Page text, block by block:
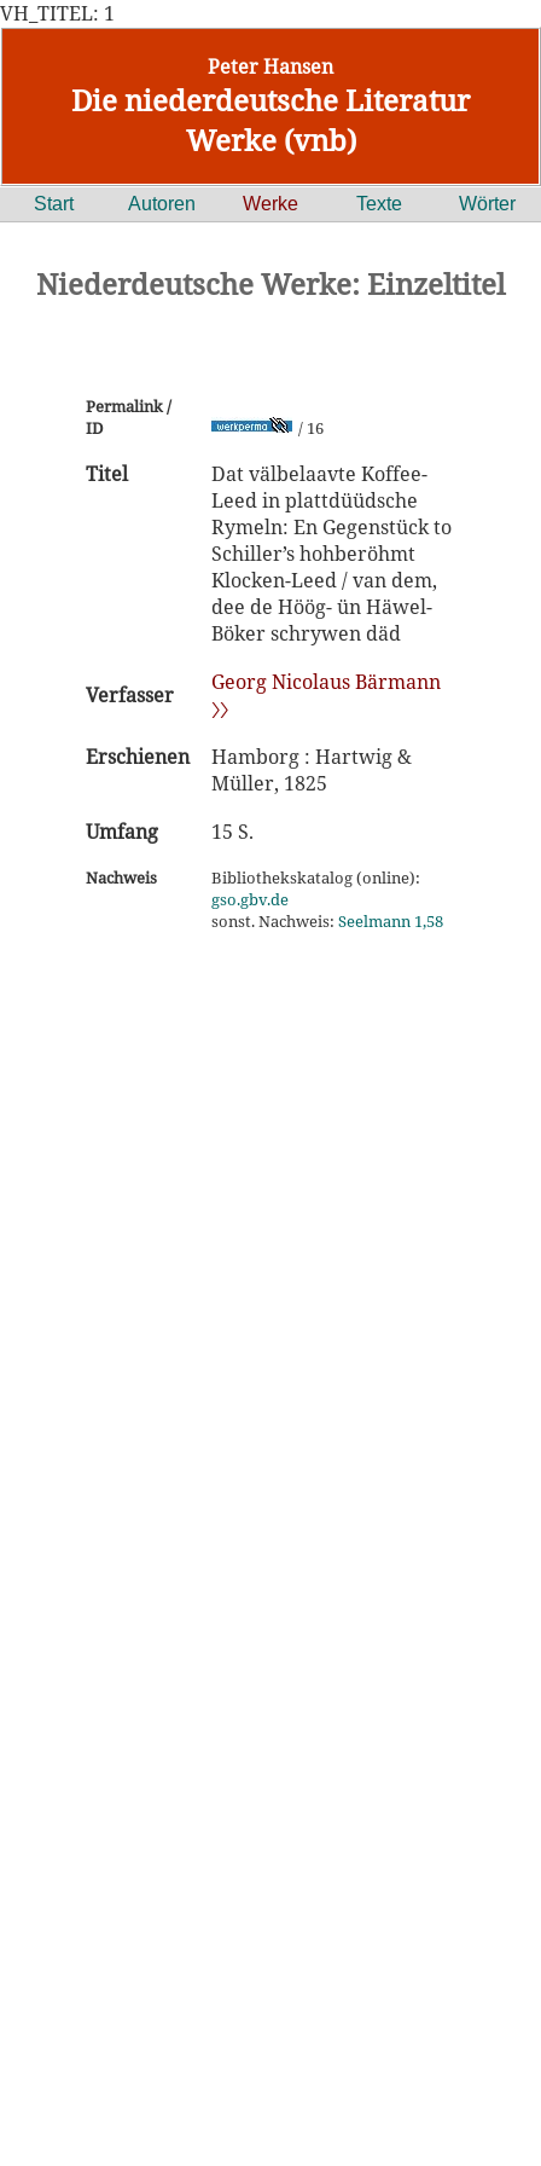
VH_TITEL: 1
Peter Hansen
Die niederdeutsche Literatur
Werke (vnb)
Start Autoren Werke Texte Wörter
Niederdeutsche Werke: Einzeltitel
Permalink /
ID
/ 16
Titel
Dat välbelaavte Koffee-
Leed in plattdüüdsche
Rymeln: En Gegenstück to
Schiller’s hohberöhmt
Klocken-Leed / van dem,
dee de Höög- ün Häwel-
Böker schrywen däd
Verfasser
Georg Nicolaus Bärmann
〉〉
Erschienen
Hamborg : Hartwig &
Müller, 1825
Umfang
15 S.
Nachweis
Bibliothekskatalog (online):
gso.gbv.de
sonst. Nachweis: Seelmann 1,58